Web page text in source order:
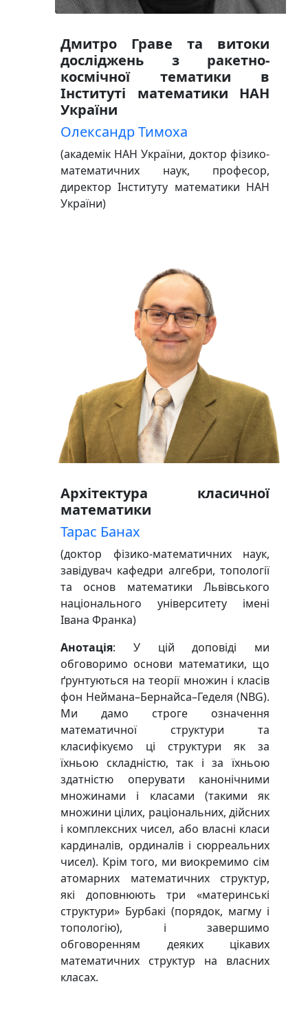
Дмитро Граве та витоки
досліджень з ракетно-
космічної тематики в
Інституті математики НАН
України
Олександр Тимоха
(академік НАН України, доктор фізико-
математичних наук, професор,
директор Інституту математики НАН
України)
Архітектура класичної
математики
Тарас Банах
(доктор фізико-математичних наук,
завідувач кафедри алгебри, топології
та основ математики Львівського
національного університету імені
Івана Франка)
Анотація: У цій доповіді ми
обговоримо основи математики, що
ґрунтуються на теорії множин і класів
фон Неймана–Бернайса–Геделя (NBG).
Ми дамо строге означення
математичної структури та
класифікуємо ці структури як за
їхньою складністю, так і за їхньою
здатністю оперувати канонічними
множинами і класами (такими як
множини цілих, раціональних, дійсних
і комплексних чисел, або власні класи
кардиналів, ординалів і сюрреальних
чисел). Крім того, ми виокремимо сім
атомарних математичних структур,
які доповнюють три «материнські
структури» Бурбакі (порядок, магму і
топологію), і завершимо
обговоренням деяких цікавих
математичних структур на власних
класах.